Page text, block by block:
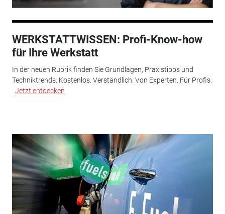
WERKSTATTWISSEN: Profi-Know-how
für Ihre Werkstatt
In der neuen Rubrik finden Sie Grundlagen, Praxistipps und
Techniktrends. Kostenlos. Verständlich. Von Experten. Für Profis.
Jetzt entdecken